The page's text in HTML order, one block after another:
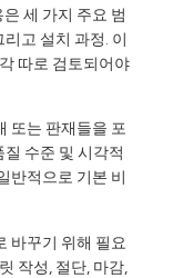
세 가지 주요 범
고 설치 과정. 이
따로 검토되어야
또는 판재들을 포
수준 및 시각적
반적으로 기본 비
바꾸기 위해 필요
작성, 절단, 마감,